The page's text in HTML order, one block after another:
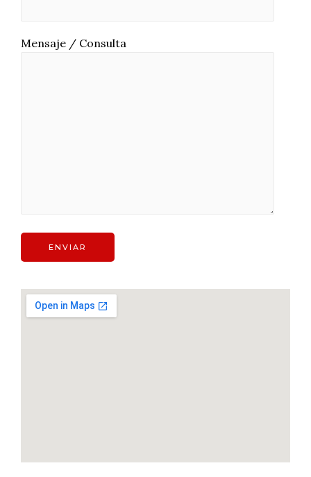
Mensaje / Consulta